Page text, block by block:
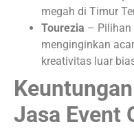
megah di Timur
Tourezia – Pilihan
menginginkan
kreativitas luar
Jasa Event